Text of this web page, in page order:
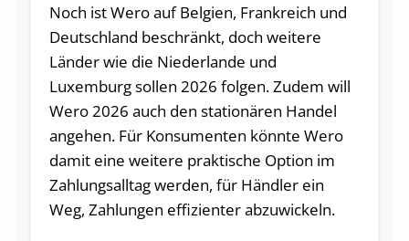
Noch ist Wero auf Belgien, Frankreich und
Deutschland beschränkt, doch weitere
Länder wie die Niederlande und
Luxemburg sollen 2026 folgen. Zudem will
Wero 2026 auch den stationären Handel
angehen. Für Konsumenten könnte Wero
damit eine weitere praktische Option im
Zahlungsalltag werden, für Händler ein
Weg, Zahlungen effizienter abzuwickeln.